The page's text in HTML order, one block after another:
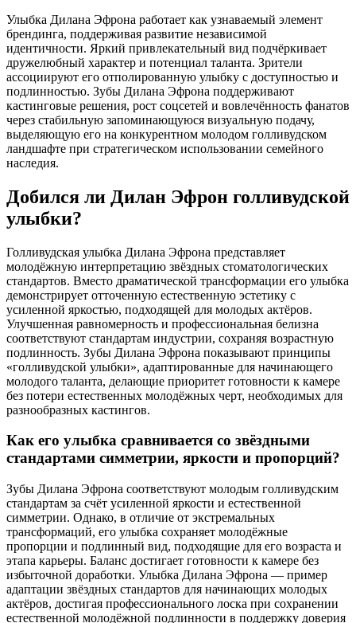
Улыбка Дилана Эфрона работает как узнаваемый элемент
брендинга, поддерживая развитие независимой
идентичности. Яркий привлекательный вид подчёркивает
дружелюбный характер и потенциал таланта. Зрители
ассоциируют его отполированную улыбку с доступностью и
подлинностью. Зубы Дилана Эфрона поддерживают
кастинговые решения, рост соцсетей и вовлечённость фанатов
через стабильную запоминающуюся визуальную подачу,
выделяющую его на конкурентном молодом голливудском
ландшафте при стратегическом использовании семейного
наследия.
Добился ли Дилан Эфрон голливудской
улыбки?
Голливудская улыбка Дилана Эфрона представляет
молодёжную интерпретацию звёздных стоматологических
стандартов. Вместо драматической трансформации его улыбка
демонстрирует отточенную естественную эстетику с
усиленной яркостью, подходящей для молодых актёров.
Улучшенная равномерность и профессиональная белизна
соответствуют стандартам индустрии, сохраняя возрастную
подлинность. Зубы Дилана Эфрона показывают принципы
«голливудской улыбки», адаптированные для начинающего
молодого таланта, делающие приоритет готовности к камере
без потери естественных молодёжных черт, необходимых для
разнообразных кастингов.
Как его улыбка сравнивается со звёздными
стандартами симметрии, яркости и пропорций?
Зубы Дилана Эфрона соответствуют молодым голливудским
стандартам за счёт усиленной яркости и естественной
симметрии. Однако, в отличие от экстремальных
трансформаций, его улыбка сохраняет молодёжные
пропорции и подлинный вид, подходящие для его возраста и
этапа карьеры. Баланс достигает готовности к камере без
избыточной доработки. Улыбка Дилана Эфрона — пример
адаптации звёздных стандартов для начинающих молодых
актёров, достигая профессионального лоска при сохранении
естественной молодёжной подлинности в поддержку доверия